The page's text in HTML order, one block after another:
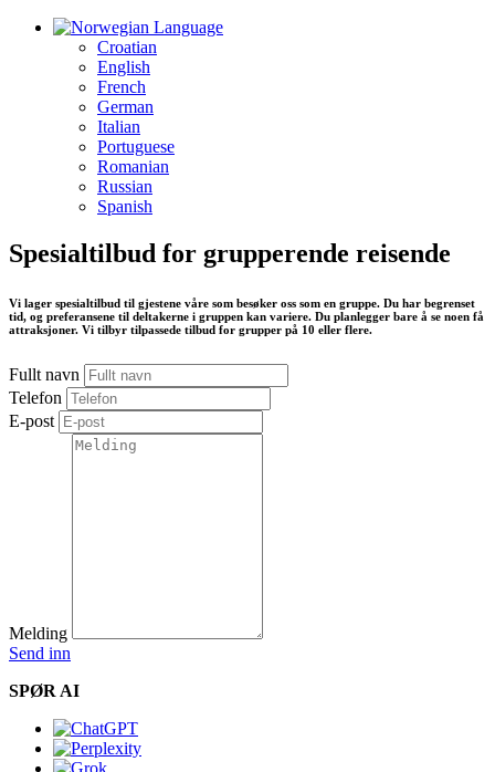
Language
Croatian
English
French
German
Italian
Portuguese
Romanian
Russian
Spanish
Spesialtilbud for grupperende reisende
Vi lager spesialtilbud til gjestene våre som besøker oss som en gruppe. Du har begrenset
tid, og preferansene til deltakerne i gruppen kan variere. Du planlegger bare å se noen få
attraksjoner. Vi tilbyr tilpassede tilbud for grupper på 10 eller flere.
Fullt navn
Telefon
E-post
Melding
Send inn
SPØR AI